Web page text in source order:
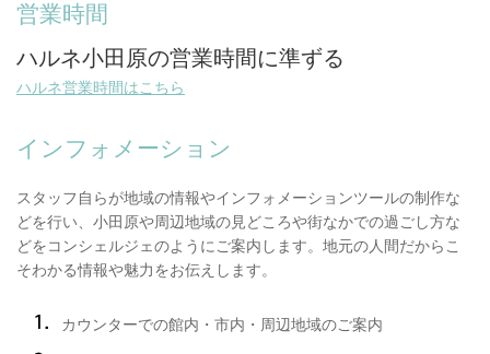
営業時間
ハルネ小田原の営業時間に準ずる
ハルネ営業時間はこちら
インフォメーション
スタッフ自らが地域の情報やインフォメーションツールの制作な
どを行い、小田原や周辺地域の見どころや街なかでの過ごし方な
どをコンシェルジェのようにご案内します。地元の人間だからこ
そわかる情報や魅力をお伝えします。
カウンターでの館内・市内・周辺地域のご案内